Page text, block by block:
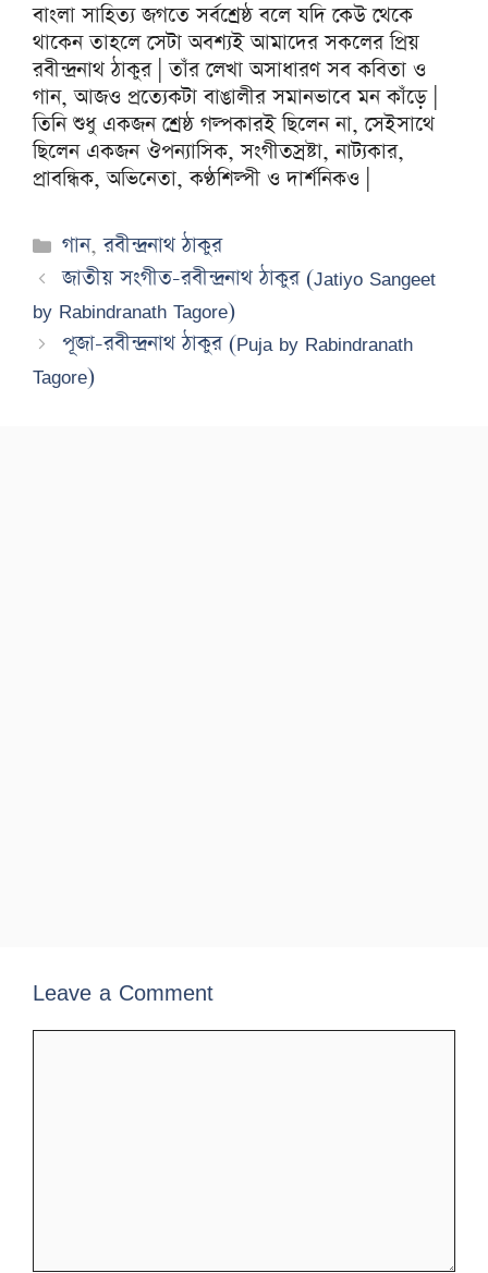
বাংলা সাহিত্য জগতে সর্বশ্রেষ্ঠ বলে যদি কেউ থেকে
থাকেন তাহলে সেটা অবশ্যই আমাদের সকলের প্রিয়
রবীন্দ্রনাথ ঠাকুর | তাঁর লেখা অসাধারণ সব কবিতা ও
গান, আজও প্রত্যেকটা বাঙালীর সমানভাবে মন কাঁড়ে |
তিনি শুধু একজন শ্রেষ্ঠ গল্পকারই ছিলেন না, সেইসাথে
ছিলেন একজন ঔপন্যাসিক, সংগীতস্রষ্টা, নাট্যকার,
প্রাবন্ধিক, অভিনেতা, কণ্ঠশিল্পী ও দার্শনিকও |
Categories
গান,রবীন্দ্রনাথ ঠাকুর
জাতীয় সংগীত-রবীন্দ্রনাথ ঠাকুর (Jatiyo Sangeet
by Rabindranath Tagore)
পূজা-রবীন্দ্রনাথ ঠাকুর (Puja by Rabindranath
Tagore)
Leave a Comment